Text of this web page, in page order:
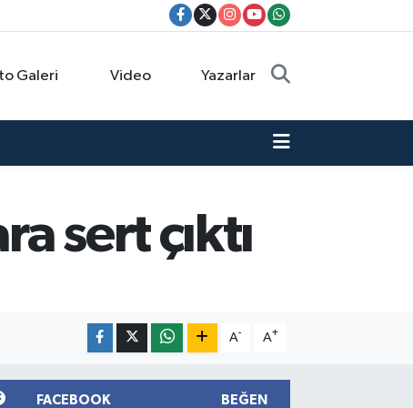
Galeri Video Yazarlar
sert çıktı
A- A+
FACEBOOK BEĞEN